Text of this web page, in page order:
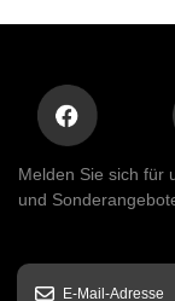
Melden Sie sich für
und